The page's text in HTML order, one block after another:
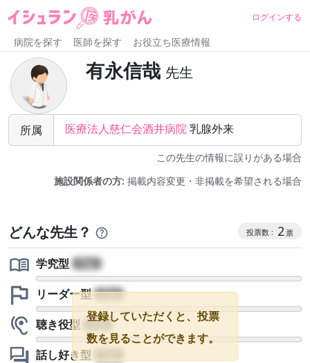
ログインする
病院を探す 医師を探す お役立ち医療情報
有永信哉 先生
所属 医療法人慈仁会酒井病院乳腺外来
この先生の情報に誤りがある場合
施設関係者の方: 掲載内容変更・非掲載を希望される場合
どんな先生？ コミュニ
2
学究型
?
リーダー型
?
聴き役型
?
話し好き型
登録していただくと、投票
数を見ることができます。